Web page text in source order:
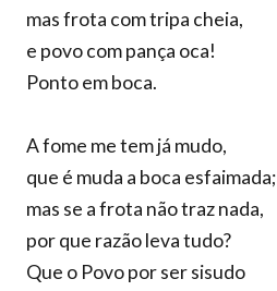
mas frota com tripa cheia,
e povo com pança oca!
Ponto em boca.
A fome me tem já mudo,
que é muda a boca esfaimada;
mas se a frota não traz nada,
por que razão leva tudo?
Que o Povo por ser sisudo